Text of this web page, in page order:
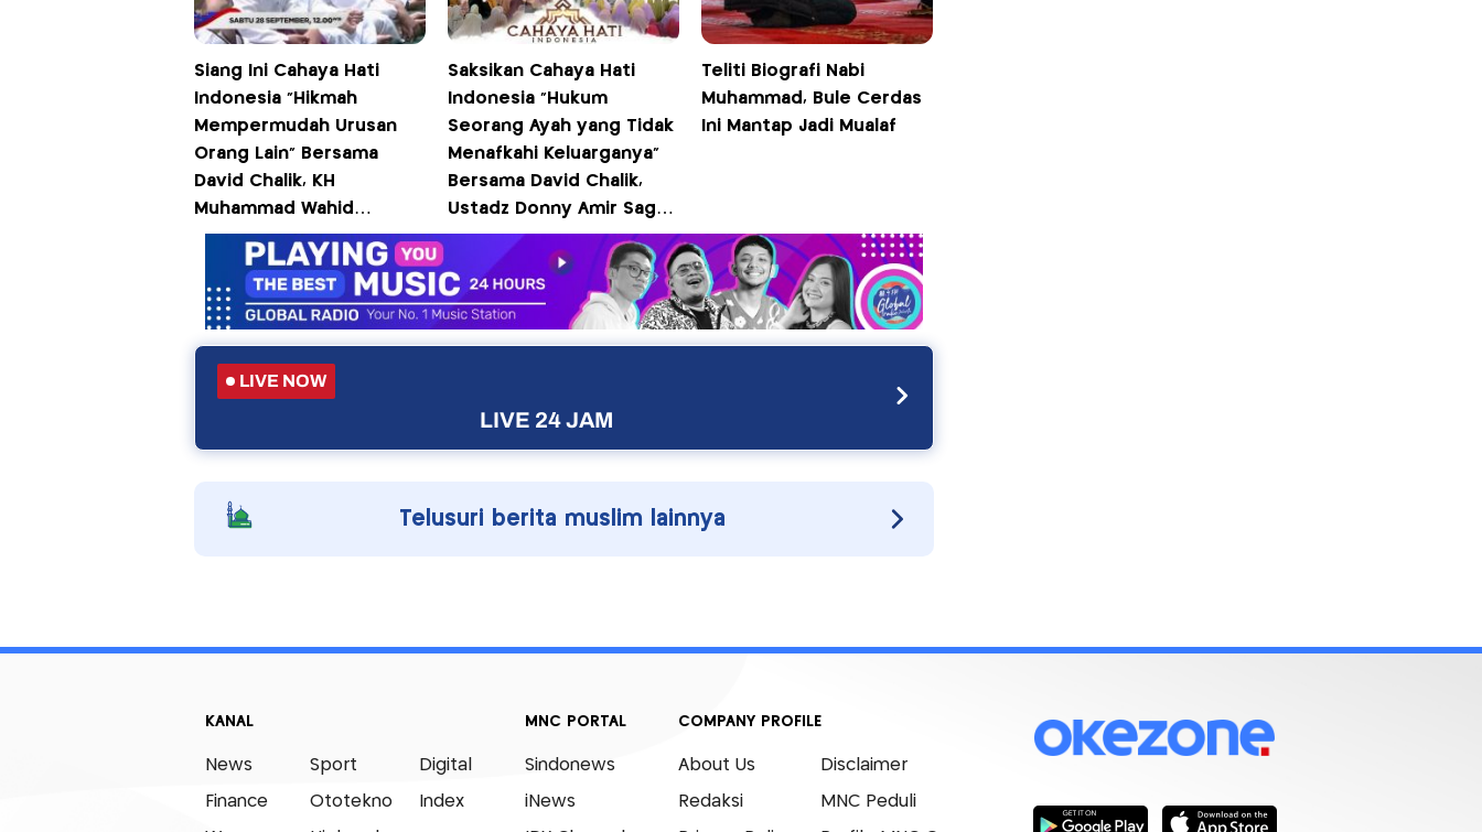
Siang Ini Cahaya Hati
Indonesia "Hikmah
Mempermudah Urusan
Orang Lain" Bersama
David Chalik, KH
Muhammad Wahid
Nurudin, Ustadz
Mantazaka, dan KH Dr May
Dedu Pukul 12.00 WIB
Hanya di iNews
Saksikan Cahaya Hati
Indonesia "Hukum
Seorang Ayah yang Tidak
Menafkahi Keluarganya"
Bersama David Chalik,
Ustadz Donny Amir Sagar,
Ustadz Fathullah, dan
Ustadz Irwan Maulana
Pukul 12.00 WIB di iNews
Teliti Biografi Nabi
Muhammad, Bule Cerdas
Ini Mantap Jadi Mualaf
LIVE NOW
LIVE 24 JAM
Telusuri berita muslim lainnya
KANAL
News
Finance
Sport
Ototekno
Digital
Index
MNC PORTAL
Sindonews
iNews
COMPANY PROFILE
About Us
Redaksi
Disclaimer
MNC Peduli